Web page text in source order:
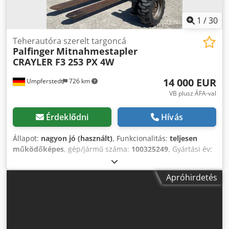
1 /30
Umpferstedt 726 km
Teherautóra szerelt targoncá
Palfinger Mitnahmestapler
CRAYLER F3 253 PX 4W
14 000 EUR
VB plusz ÁFA-val
Érdeklődni Hívás
Állapot: nagyon jó (használt), Funkcionalitás: teljesen
működőképes, gép/jármű száma: 100325249, Gyártási év:
, teherbírás:
üzemanyagtípus:dízel, oszlop típusa:teleszkópos,
, motor gyártó:Apróhirdetés